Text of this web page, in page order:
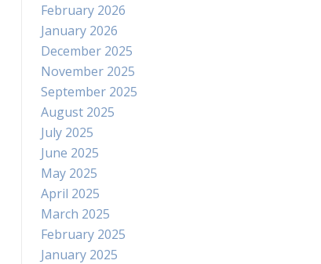
February 2026
January 2026
December 2025
November 2025
September 2025
August 2025
July 2025
June 2025
May 2025
April 2025
March 2025
February 2025
January 2025